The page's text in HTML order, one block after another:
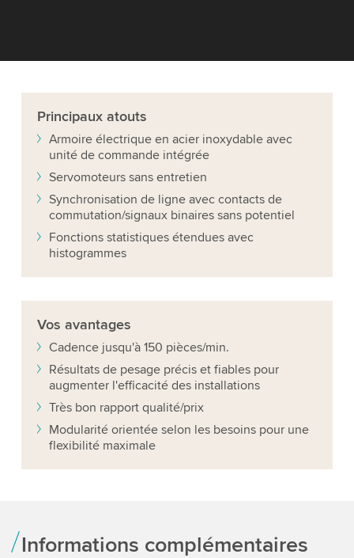
Principaux atouts
Armoire électrique en acier inoxydable avec
unité de commande intégrée
Servomoteurs sans entretien
Synchronisation de ligne avec contacts de
commutation/signaux binaires sans potentiel
Fonctions statistiques étendues avec
histogrammes
Vos avantages
Cadence jusqu'à 150 pièces/min.
Résultats de pesage précis et fiables pour
augmenter l'efficacité des installations
Très bon rapport qualité/prix
Modularité orientée selon les besoins pour une
flexibilité maximale
Informations complémentaires